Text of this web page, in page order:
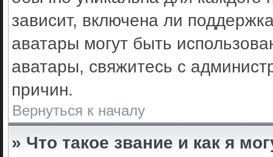
зависит, включена ли
аватары могут быть
аватары, свяжитесь с
причин.
Вернуться к началу
» Что такое звание и как я